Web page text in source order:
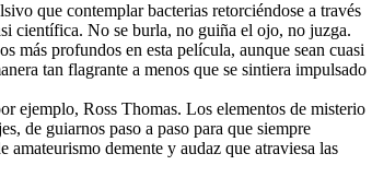
que contemplar bacterias retorciéndose a través
científica. No se burla, no guiña el ojo, no juzga.
más profundos en esta película, aunque sean cuasi
tan flagrante a menos que se sintiera impulsado
ejemplo, Ross Thomas. Los elementos de misterio
de guiarnos paso a paso para que siempre
demente y audaz que atraviesa las